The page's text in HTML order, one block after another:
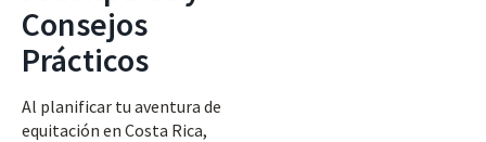
Consejos
Prácticos
Al planificar tu aventura de
equitación en Costa Rica,